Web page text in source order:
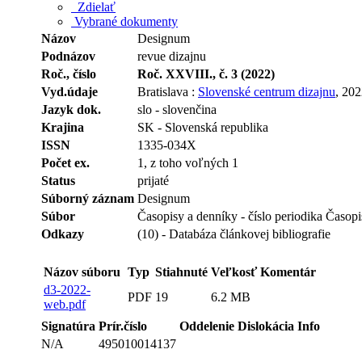
Zdielať
Vybrané dokumenty
Názov
Designum
Podnázov
revue dizajnu
Roč., číslo
Roč. XXVIII., č. 3 (2022)
Vyd.údaje
Bratislava : Slovenské centrum dizajnu,
Jazyk dok.
slo - slovenčina
Krajina
SK - Slovenská republika
ISSN
1335-034X
Počet ex.
1, z toho voľných 1
Status
prijaté
Súborný záznam Designum
Súbor
Časopisy a denníky - číslo periodika
Odkazy
(10) - Databáza článkovej bibliografie
Názov súboru Typ Stiahnuté Veľkosť Komentár
d3-2022-
web.pdf
PDF 19 6.2 MB
Signatúra Prír.číslo Oddelenie Dislokácia Info
N/A
495010014137